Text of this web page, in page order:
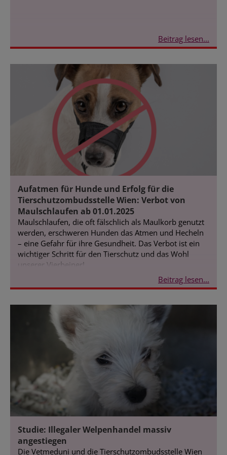
Beitrag lesen...
Aufatmen für Hunde und Erfolg für die
Tierschutzombudsstelle Wien: Verbot von
Maulschlaufen ab 01.01.2025
Maulschlaufen, die oft fälschlich als Maulkorb genutzt
werden, erschweren Hunden das Atmen und Hecheln
– eine Gefahr für ihre Gesundheit. Das Verbot ist ein
wichtiger Schritt für den Tierschutz und das Wohl
unserer Vierbeiner!
Beitrag lesen...
Studie: Illegaler Welpenhandel massiv
angestiegen
Die Vetmeduni und die Tierschutzombudsstelle Wien